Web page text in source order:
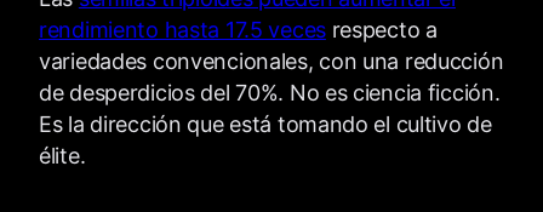
rendimiento hasta 17.5 vecesrespecto a
variedades convencionales, con una reducción
de desperdicios del 70%. No es ciencia ficción.
Es la dirección que está tomando el cultivo de
élite.